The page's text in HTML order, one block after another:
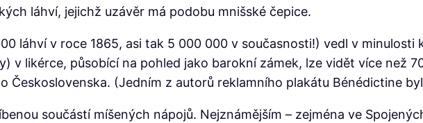
láhví, jejichž uzávěr má podobu mnišské čepice.
láhví v roce 1865, asi tak 5 000 000 v současnosti!) vedl v
v likérce, působící na pohled jako barokní zámek, lze vidět více než
Československa. (Jedním z autorů reklamního plakátu Bénédictine
součástí míšených nápojů. Nejznámějším – zejména ve